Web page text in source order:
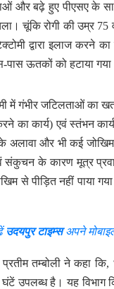
और बढ़े हुए पीएसए के
चूंकि रोगी की उम्र
द्वारा इलाज करने
ऊतकों को हटाया
में गंभीर जटिलताओं का
का कार्य) एवं स्तंभन
अलावा और भी कई
के कारण मूत्र
से पीड़ित नहीं पाया
उदयपुर टाइम्सअपने
तम्बोली ने कहा कि,
उपलब्ध है। यह विभाग